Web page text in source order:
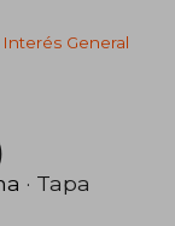
General
· Tapa